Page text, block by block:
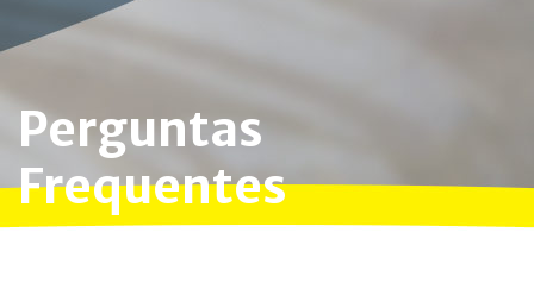
Perguntas
Frequentes